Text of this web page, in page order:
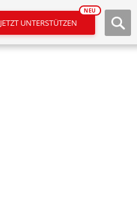
JETZT UNTERSTÜTZEN
NEU